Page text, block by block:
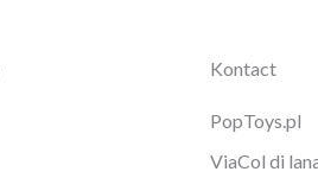
Kontact
PopToys.pl
ViaCol di